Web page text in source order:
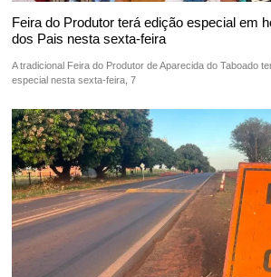
Feira do Produtor terá edição especial em
dos Pais nesta sexta-feira
A tradicional Feira do Produtor de Aparecida do Taboado
especial nesta sexta-feira, 7